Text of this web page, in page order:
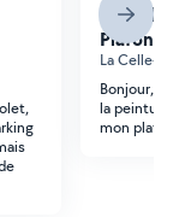
Plafonds
La Celle-
Bonjour,
la
mon